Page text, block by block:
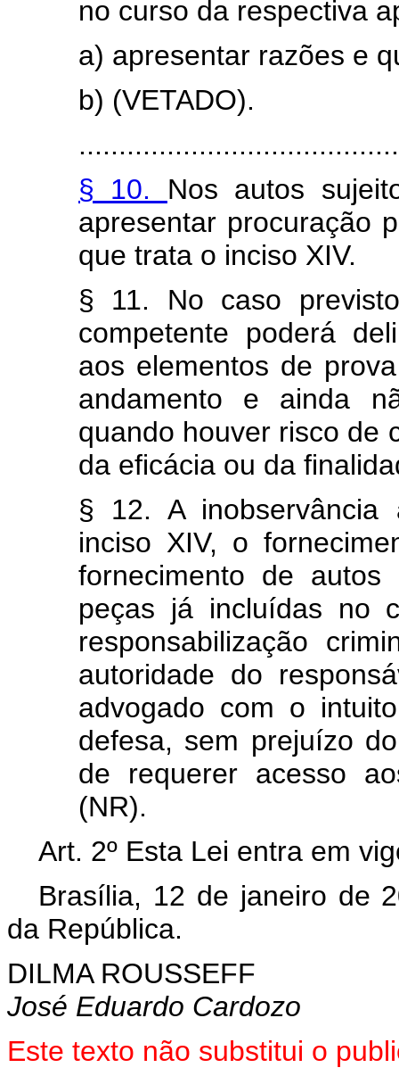
no curso da respectiva
a) apresentar razões e
b) (VETADO).
§ 10. Nos autos
apresentar procuração
que trata o inciso XIV.
§ 11. No caso
competente poderá
aos elementos de
andamento e ainda
quando houver risco de
da eficácia ou da
§ 12. A inobservância
inciso XIV, o
fornecimento de
peças já incluídas no
responsabilização
autoridade do
advogado com o
defesa, sem prejuízo
de requerer acesso
(NR).
Art. 2º Esta Lei entra em
Brasília, 12 de janeiro de
da República.
DILMA ROUSSEFF
José Eduardo Cardozo
Este texto não substitui o